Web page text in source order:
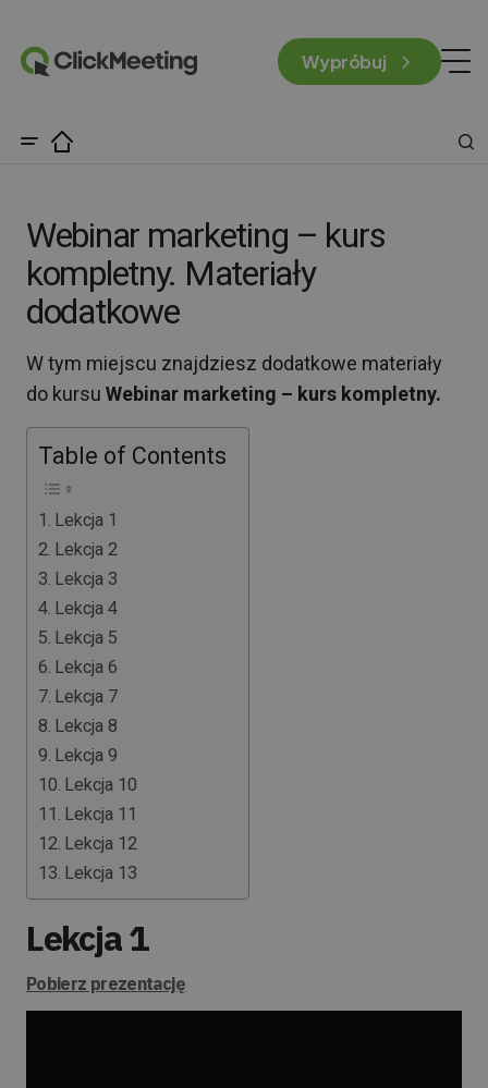
Wypróbuj
Webinar marketing – kurs
kompletny. Materiały
dodatkowe
W tym miejscu znajdziesz dodatkowe materiały
do kursu Webinar marketing – kurs kompletny.
Table of Contents
Lekcja 1
Lekcja 2
Lekcja 3
Lekcja 4
Lekcja 5
Lekcja 6
Lekcja 7
Lekcja 8
Lekcja 9
Lekcja 10
Lekcja 11
Lekcja 12
Lekcja 13
Lekcja 1
Pobierz prezentację